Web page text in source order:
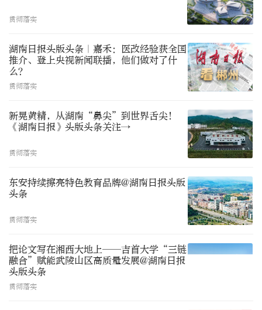
贯彻落实
湖南日报头版头条｜嘉禾：医改经验获全国
推介、登上央视新闻联播，他们做对了什
么？
贯彻落实
新晃黄精，从湖南“鼻尖”到世界舌尖！
《湖南日报》头版头条关注→
贯彻落实
东安持续擦亮特色教育品牌@湖南日报头版
头条
贯彻落实
把论文写在湘西大地上——吉首大学“三链
融合”赋能武陵山区高质量发展@湖南日报
头版头条
贯彻落实